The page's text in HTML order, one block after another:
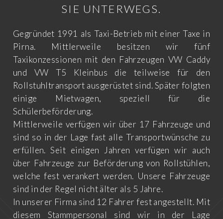
SIE UNTERWEGS.
Gegründet 1991 als Taxi-Betrieb mit einer Taxe in
Pirna. Mittlerweile besitzen wir fünf
Taxikonzessionen mit den Fahrzeugen VW Caddy
und VW T5 Kleinbus die teilweise für den
Rollstuhltransport ausgerüstet sind. Später folgten
einige Mietwagen, speziell für die
Schülerbeförderung.
Mittlerweile verfügen wir über 17 Fahrzeuge und
sind so in der Lage fast alle Transportwünsche zu
erfüllen. Seit einigen Jahren verfügen wir auch
über Fahrzeuge zur Beförderung von Rollstühlen,
welche fest verankert werden. Unsere Fahrzeuge
sind in der Regel nicht älter als 5 Jahre.
In unserer Firma sind 12 Fahrer fest angestellt. Mit
diesem Stammpersonal sind wir in der Lage